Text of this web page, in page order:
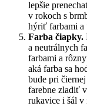
lepšie
v rokoch s
hýriť farbami a
Farba čiapky.
a neutrálnych
farbami a
aká farba sa
bude pri
farebne zladiť
rukavice i šál v